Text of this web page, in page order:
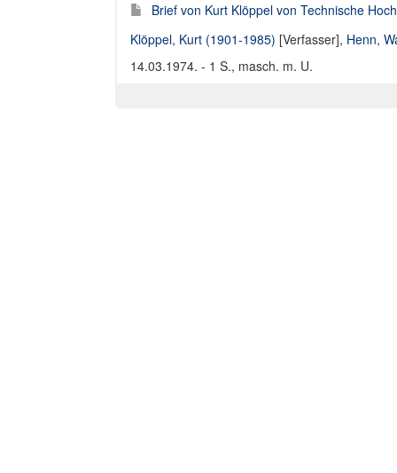
Brief von Kurt Klöppel von Technische
Klöppel, Kurt (1901-1985) [Verfasser], Henn,
14.03.1974. - 1 S., masch. m. U.